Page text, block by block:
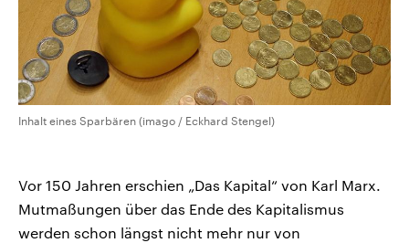
Inhalt eines Sparbären (imago / Eckhard Stengel)
Vor 150 Jahren erschien „Das Kapital“ von Karl Marx.
Mutmaßungen über das Ende des Kapitalismus
werden schon längst nicht mehr nur von